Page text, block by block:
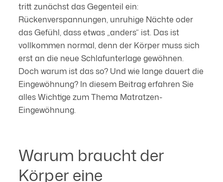
tritt zunächst das Gegenteil ein:
Rückenverspannungen, unruhige Nächte oder
das Gefühl, dass etwas „anders“ ist. Das ist
vollkommen normal, denn der Körper muss sich
erst an die neue Schlafunterlage gewöhnen.
Doch warum ist das so? Und wie lange dauert die
Eingewöhnung? In diesem Beitrag erfahren Sie
alles Wichtige zum Thema Matratzen-
Eingewöhnung.
Warum braucht der
Körper eine